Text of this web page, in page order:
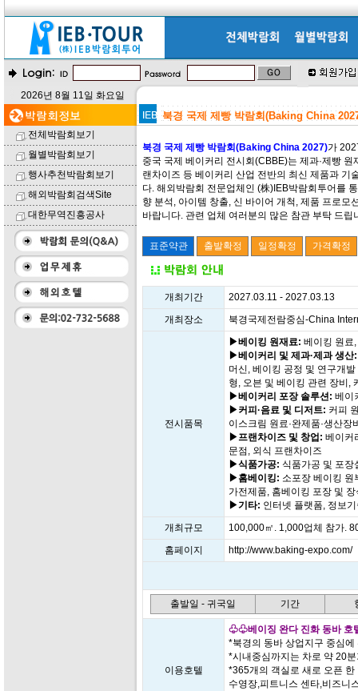
2026년 8월 11일 화요일
전체박람회보기
월별박람회보기
행사추천박람회보기
해외박람회검색Site
대한무역진흥공사
북경 국제 제빵 박람회(Baking China
북경 국제 제빵 박람회(Baking China 2027)가
중국 국제 베이커리 전시회(CBBE)는 제과·제빵
랜차이즈 등 베이커리 산업 전반의 최신 제품과 기
다. 해외박람회 전문업체인 (株)IEB박람회투어를
향 분석, 아이템 창출, 신 바이어 개척, 제품 프로
바랍니다. 관련 업체 여러분의 많은 참관 부탁 드립
개최기간
2027.03.11 - 2027.03.13
개최장소
북경국제전람중심-China
전시품목
▶베이킹 원재료: 베이킹 원료
▶베이커리 및 제과·제과 생산:
머신, 베이킹 공정 및 연구개
형, 오븐 및 베이킹 관련 장비,
▶베이커리 포장 솔루션: 베이
▶커피·음료 및 디저트: 커피
이스크림 원료·완제품·생산장
▶프랜차이즈 및 창업: 베이커
문점, 외식 프랜차이즈
▶식품가공: 식품가공 및 포장
▶홈베이킹: 소포장 베이킹 원
가전제품, 홈베이킹 포장 및
▶기타: 인터넷 플랫폼, 정보
개최규모
100,000㎡. 1,000업체 참가.
홈페이지
http://www.baking-expo.com/
출발일 - 귀국일 기간
이용호텔
♧♧베이징 완다 진화 동바
*북경의 동바 상업지구 중심
*시내중심까지는 차로 약 20
*365개의 객실로 새로 오픈
수영장,피트니스 센타,비즈니